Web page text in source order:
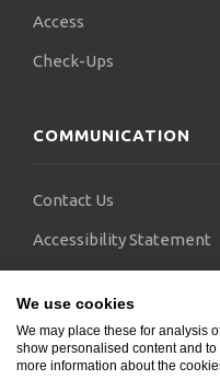
Disorders, Journal of
αγγλόφωνα ιατρικά
διάφορα αγγλόφωνα
(Νeurology,
Στο επιστημονικό
Access
Check-Ups
COMMUNICATION
Contact Us
Accessibility Statement
We use cookies
We may place these for analysis
show personalised content and
more information about the